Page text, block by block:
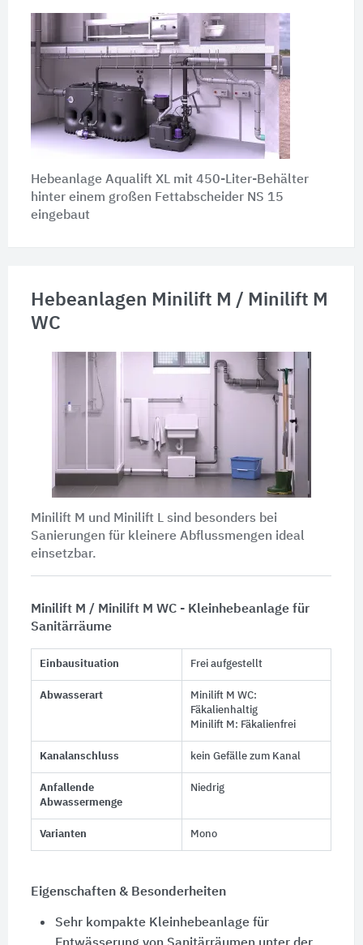
Hebeanlage Aqualift XL mit 450-Liter-Behälter
hinter einem großen Fettabscheider NS 15
eingebaut
Hebeanlagen Minilift M / Minilift M
WC
Minilift M und Minilift L sind besonders bei
Sanierungen für kleinere Abflussmengen ideal
einsetzbar.
Minilift M / Minilift M WC - Kleinhebeanlage für
Sanitärräume
Einbausituation Frei aufgestellt
Abwasserart
Minilift M WC:
Fäkalienhaltig
Minilift M: Fäkalienfrei
Kanalanschluss kein Gefälle zum Kanal
Anfallende
Abwassermenge
Niedrig
Varianten Mono
Eigenschaften & Besonderheiten
Sehr kompakte Kleinhebeanlage für